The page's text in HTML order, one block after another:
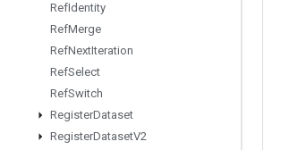
RefIdentity
RefMerge
RefNextIteration
RefSelect
RefSwitch
RegisterDataset
RegisterDatasetV2